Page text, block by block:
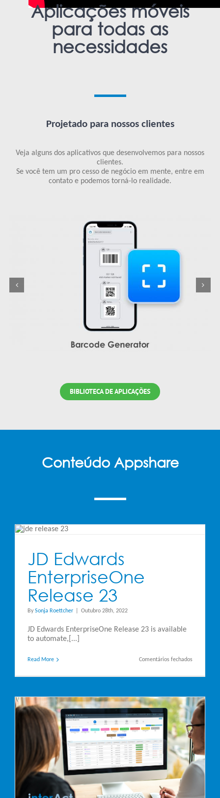
Aplicações móveis
para todas as
necessidades
Projetado para nossos clientes
Veja alguns dos aplicativos que desenvolvemos para nossos
clientes.
Se você tem um pro cesso de negócio em mente, entre em
contato e podemos torná-lo realidade.
BIBLIOTECA DE APLICAÇÕES
Conteúdo Appshare
JD Edwards
EnterpriseOne
Release 23
By Sonja Roettcher Outubro 28th, 2022
JD Edwards EnterpriseOne Release 23 is available
to automate,[...]
Read More Comentários fechadosem